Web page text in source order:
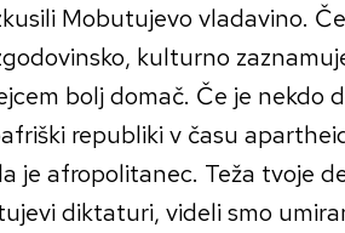
Mobutujevo vladavino.
kulturno
bolj domač. Če je nekdo
republiki v času
je afropolitanec. Teža tvoje
diktaturi, videli smo